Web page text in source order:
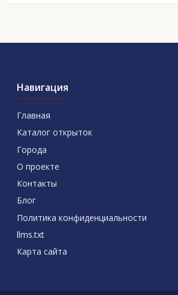
Навигация
Главная
Каталог открыток
Города
О проекте
Контакты
Блог
Политика конфиденциальности
llms.txt
Карта сайта